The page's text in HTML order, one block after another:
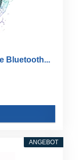
Bluetooth...
ANGEBOT